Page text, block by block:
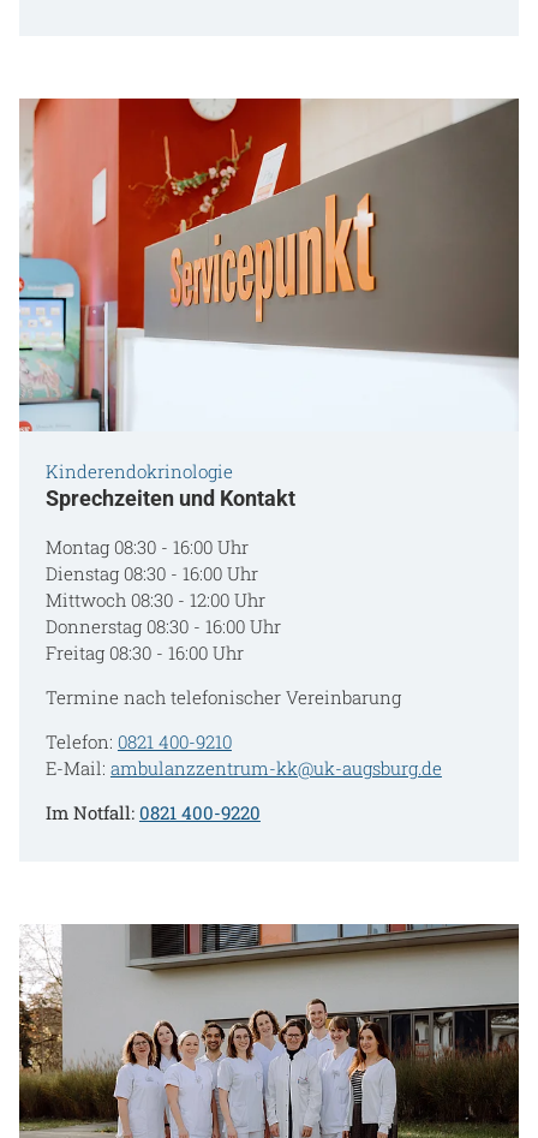
Kinderendokrinologie
Sprechzeiten und Kontakt
Montag 08:30 - 16:00 Uhr
Dienstag 08:30 - 16:00 Uhr
Mittwoch 08:30 - 12:00 Uhr
Donnerstag 08:30 - 16:00 Uhr
Freitag 08:30 - 16:00 Uhr
Termine nach telefonischer Vereinbarung
Telefon: 0821 400-9210
E-Mail: ambulanzzentrum-kk@uk-augsburg.de
Im Notfall: 0821 400-9220